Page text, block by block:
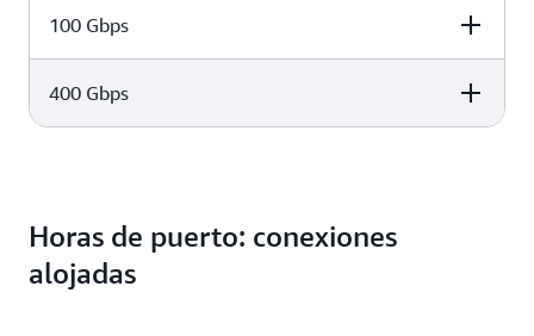
0,2961 EUR
Port hour rate
2,2204 EUR
100 Gbps
Port hour rate
400 Gbps
83,8829 EUR
Horas de puerto: conexiones
alojadas